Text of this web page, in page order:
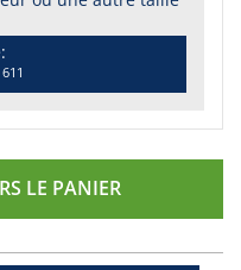
LE PANIER